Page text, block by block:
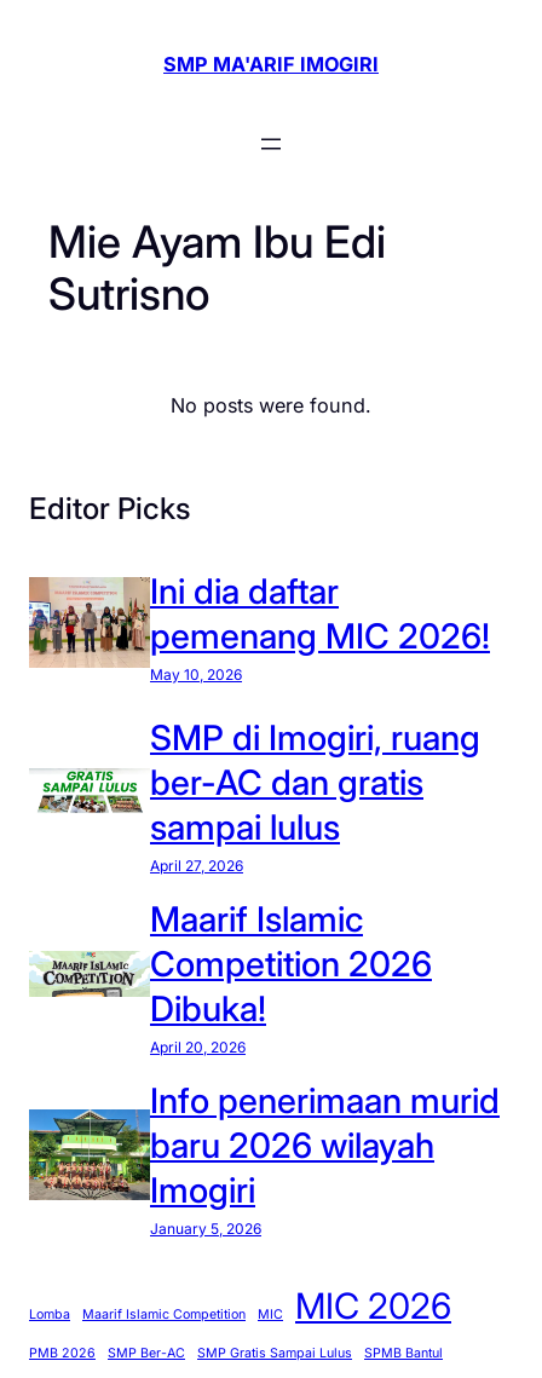
SMP MA'ARIF IMOGIRI
Mie Ayam Ibu Edi
Sutrisno
No posts were found.
Editor Picks
Ini dia daftar
pemenang MIC 2026!
May 10, 2026
SMP di Imogiri, ruang
ber-AC dan gratis
sampai lulus
April 27, 2026
Maarif Islamic
Competition 2026
Dibuka!
April 20, 2026
Info penerimaan murid
baru 2026 wilayah
Imogiri
January 5, 2026
Lomba Maarif Islamic Competition MIC MIC 2026
PMB 2026 SMP Ber-AC SMP Gratis Sampai Lulus
SPMB Bantul